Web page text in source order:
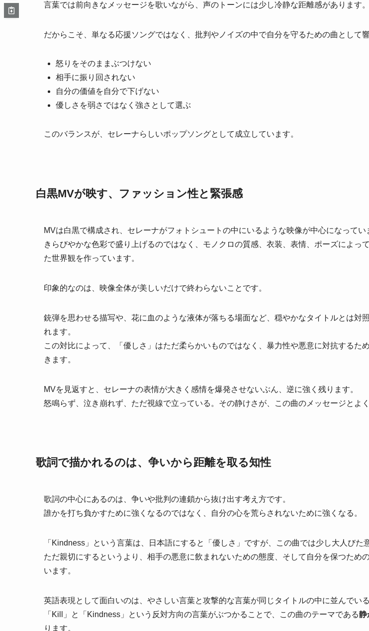
言葉では前向きなメッセージを歌いながら、声のトーンには少し冷静な距離感があります。
だからこそ、単なる応援ソングではなく、批判やノイズの中で自分を守るための曲として響
怒りをそのままぶつけない
相手に振り回されない
自分の価値を自分で下げない
優しさを弱さではなく強さとして選ぶ
このバランスが、セレーナらしいポップソングとして成立しています。
白黒MVが映す、ファッション性と緊張感
MVは白黒で構成され、セレーナがフォトシュートの中にいるような映像が中心になってい
きらびやかな色彩で盛り上げるのではなく、モノクロの質感、衣装、表情、ポーズによっ
た世界観を作っています。
印象的なのは、映像全体が美しいだけで終わらないことです。
銃弾を思わせる描写や、花に血のような液体が落ちる場面など、穏やかなタイトルとは対
れます。
この対比によって、「優しさ」はただ柔らかいものではなく、暴力性や悪意に対抗するた
きます。
MVを見返すと、セレーナの表情が大きく感情を爆発させないぶん、逆に強く残ります。
怒鳴らず、泣き崩れず、ただ視線で立っている。その静けさが、この曲のメッセージとよく
歌詞で描かれるのは、争いから距離を取る知性
歌詞の中心にあるのは、争いや批判の連鎖から抜け出す考え方です。
誰かを打ち負かすために強くなるのではなく、自分の心を荒らされないために強くなる。
「Kindness」という言葉は、日本語にすると「優しさ」ですが、この曲では少し大人びた
ただ親切にするというより、相手の悪意に飲まれないための態度、そして自分を保つため
います。
英語表現として面白いのは、やさしい言葉と攻撃的な言葉が同じタイトルの中に並んでいる
「Kill」と「Kindness」という反対方向の言葉がぶつかることで、この曲のテーマである静
ります。